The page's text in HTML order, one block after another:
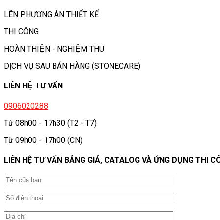
LÊN PHƯƠNG ÁN THIẾT KẾ
THI CÔNG
HOÀN THIỆN - NGHIỆM THU
DỊCH VỤ SAU BÁN HÀNG (STONECARE)
LIÊN HỆ TƯ VẤN
0906020288
Từ 08h00 - 17h30 (T2 - T7)
Từ 09h00 - 17h00 (CN)
LIÊN HỆ TƯ VẤN BẢNG GIÁ, CATALOG VÀ ỨNG DỤNG THI